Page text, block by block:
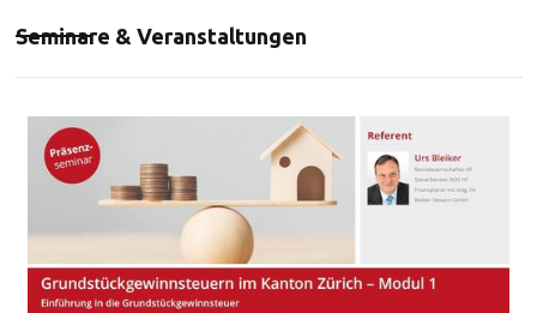
Seminare & Veranstaltungen